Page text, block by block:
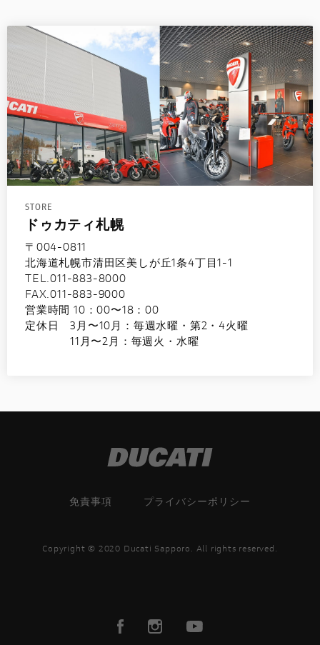
STORE
ドゥカティ札幌
〒004-0811
北海道札幌市清田区美しが丘1条4丁目1-1
TEL.011-883-8000
FAX.011-883-9000
営業時間 10：00〜18：00
定休日 3月〜10月：毎週水曜・第2・4火曜
11月〜2月：毎週火・水曜
免責事項 プライバシーポリシー
Copyright © 2020 Ducati Sapporo. All rights reserved.